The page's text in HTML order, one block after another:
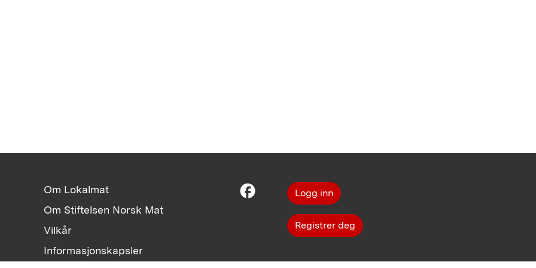
Om Lokalmat
Om Stiftelsen Norsk Mat
Vilkår
Informasjonskapsler
facebook Logg inn
Registrer deg